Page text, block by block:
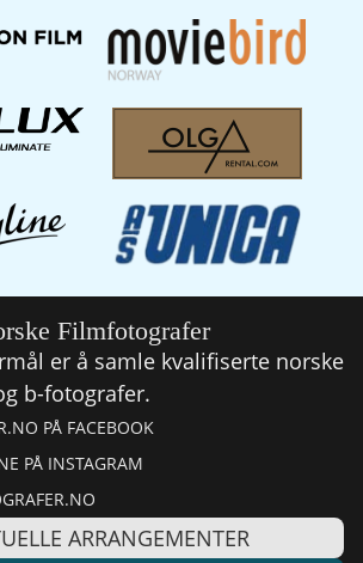
Filmfotografer
er å samle kvalifiserte norske
b-fotografer.
PÅ FACEBOOK
PÅ INSTAGRAM
ARRANGEMENTER